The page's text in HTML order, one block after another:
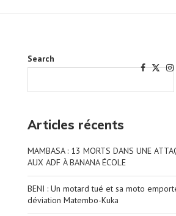
Search
Articles récents
MAMBASA : 13 MORTS DANS UNE
AUX ADF À BANANA ÉCOLE
BENI : Un motard tué et sa moto
déviation Matembo-Kuka